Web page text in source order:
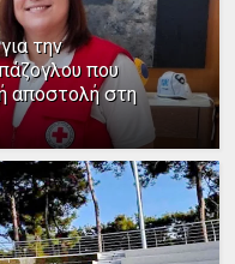
την
που
αποστολή στη